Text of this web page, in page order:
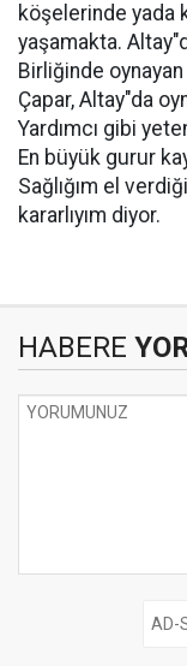
köşelerinde yada
yaşamakta.
Birliğinde
Çapar, Altay"da
Yardımcı gibi
En büyük gurur
Sağlığım el
kararlıyım diyor.
HABERE